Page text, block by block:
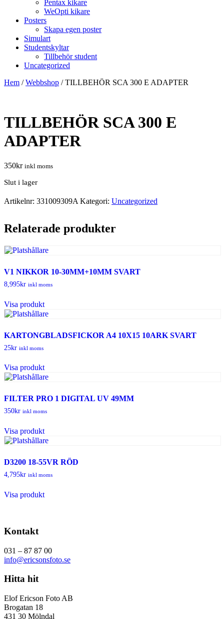
Pentax kikare
WeOpti kikare
Posters
Skapa egen poster
Simulart
Studentskyltar
Tillbehör student
Uncategorized
Hem /Webbshop /TILLBEHÖR SCA 300 E ADAPTER
TILLBEHÖR SCA 300 E
ADAPTER
350kr inkl moms
Slut i lager
Artikelnr: 331009309A Kategori: Uncategorized
Relaterade produkter
V1 NIKKOR 10-30MM+10MM SVART
8,995kr inkl moms
Visa produkt
KARTONGBLADSFICKOR A4 10X15 10ARK SVART
25kr inkl moms
Visa produkt
FILTER PRO 1 DIGITAL UV 49MM
350kr inkl moms
Visa produkt
D3200 18-55VR RÖD
4,795kr inkl moms
Visa produkt
Kontakt
031 – 87 87 00
info@ericsonsfoto.se
Hitta hit
Elof Ericson Foto AB
Brogatan 18
431 30 Mölndal